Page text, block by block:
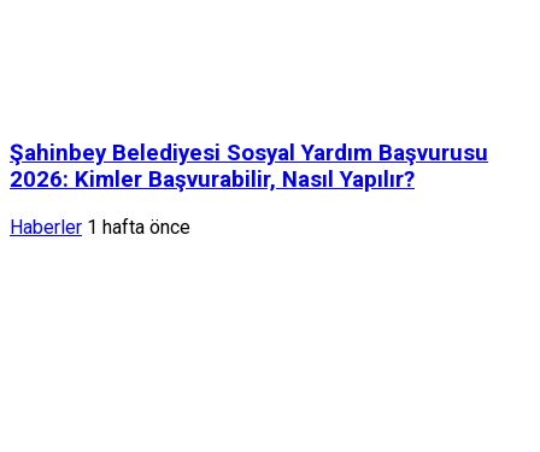
Şahinbey Belediyesi Sosyal Yardım Başvurusu
2026: Kimler Başvurabilir, Nasıl Yapılır?
Haberler 1 hafta önce